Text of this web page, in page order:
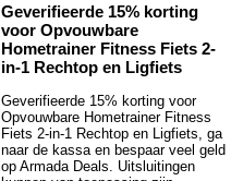
Geverifieerde 15% korting
voor Opvouwbare
Hometrainer Fitness Fiets 2-
in-1 Rechtop en Ligfiets
Geverifieerde 15% korting voor
Opvouwbare Hometrainer Fitness
Fiets 2-in-1 Rechtop en Ligfiets, ga
naar de kassa en bespaar veel geld
op Armada Deals. Uitsluitingen